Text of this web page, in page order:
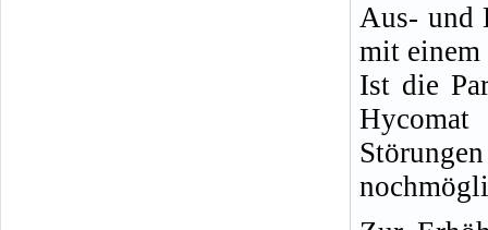
Aus- und
mit einem
Ist die